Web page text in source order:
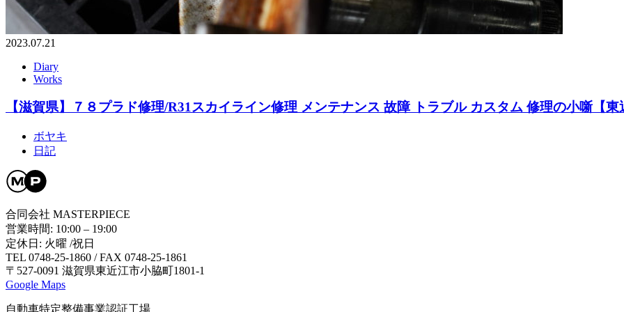
2023.07.21
Diary
Works
【滋賀県】７８プラド修理/R31スカイライン修理 メンテナンス 故障 トラブル カスタム 修理の小噺【東
ボヤキ
日記
合同会社 MASTERPIECE
営業時間: 10:00 – 19:00
定休日: 火曜 /祝日
TEL 0748-25-1860 / FAX 0748-25-1861
〒527-0091 滋賀県東近江市小脇町1801-1
Google Maps
自動車特定整備事業認証工場